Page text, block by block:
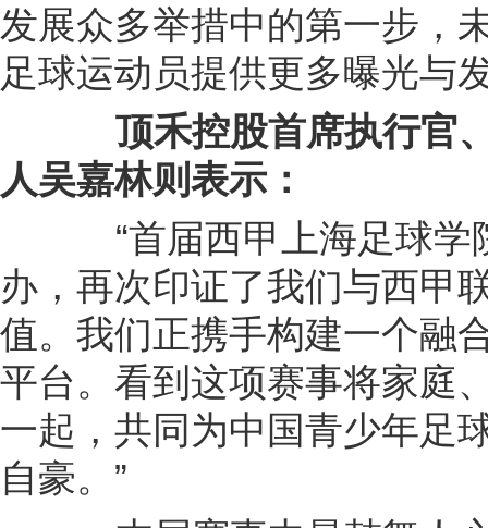
发展众多举措中的第一步，
足球运动员提供更多曝光与
顶禾控股首席执行官
人吴嘉林则表示：
“首届西甲上海足球学
办，再次印证了我们与西甲
值。我们正携手构建一个融
平台。看到这项赛事将家庭
一起，共同为中国青少年足
自豪。”